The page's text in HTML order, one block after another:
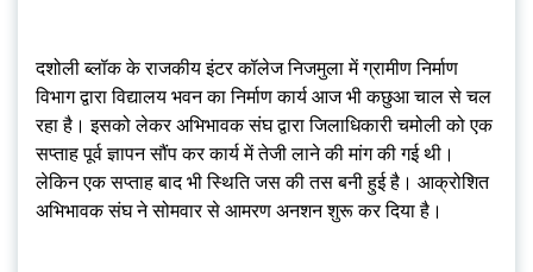
दशोली ब्लॉक के राजकीय इंटर कॉलेज निजमुला में ग्रामीण निर्माण
विभाग द्वारा विद्यालय भवन का निर्माण कार्य आज भी कछुआ चाल से चल
रहा है। इसको लेकर अभिभावक संघ द्वारा जिलाधिकारी चमोली को एक
सप्ताह पूर्व ज्ञापन सौंप कर कार्य में तेजी लाने की मांग की गई थी।
लेकिन एक सप्ताह बाद भी स्थिति जस की तस बनी हुई है। आक्रोशित
अभिभावक संघ ने सोमवार से आमरण अनशन शुरू कर दिया है।